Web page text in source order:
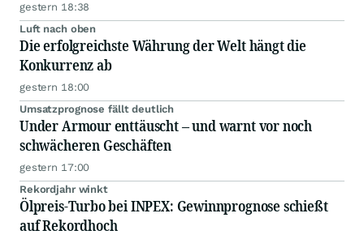
gestern 18:38
Luft nach oben
Die erfolgreichste Währung der Welt hängt die
Konkurrenz ab
gestern 18:00
Umsatzprognose fällt deutlich
Under Armour enttäuscht – und warnt vor noch
schwächeren Geschäften
gestern 17:00
Rekordjahr winkt
Ölpreis-Turbo bei INPEX: Gewinnprognose schießt
auf Rekordhoch